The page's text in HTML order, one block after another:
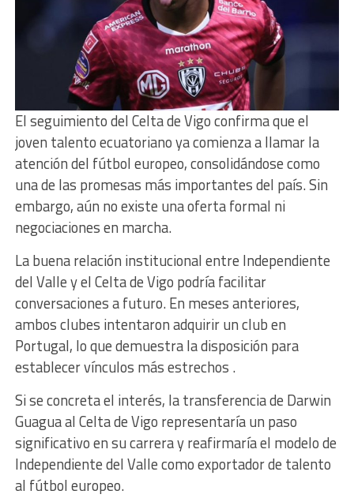
El seguimiento del Celta de Vigo confirma que el
joven talento ecuatoriano ya comienza a llamar la
atención del fútbol europeo, consolidándose como
una de las promesas más importantes del país. Sin
embargo, aún no existe una oferta formal ni
negociaciones en marcha.
La buena relación institucional entre Independiente
del Valle y el Celta de Vigo podría facilitar
conversaciones a futuro. En meses anteriores,
ambos clubes intentaron adquirir un club en
Portugal, lo que demuestra la disposición para
establecer vínculos más estrechos .
Si se concreta el interés, la transferencia de Darwin
Guagua al Celta de Vigo representaría un paso
significativo en su carrera y reafirmaría el modelo de
Independiente del Valle como exportador de talento
al fútbol europeo.